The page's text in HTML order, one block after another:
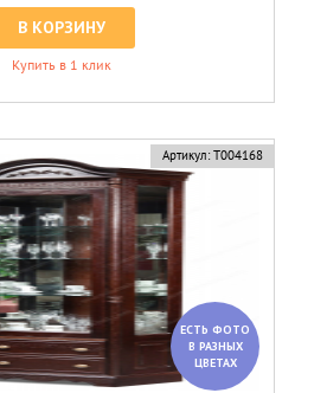
В КОРЗИНУ
Купить в 1 клик
Артикул: Т004168
ЕСТЬ ФОТО
В РАЗНЫХ
ЦВЕТАХ